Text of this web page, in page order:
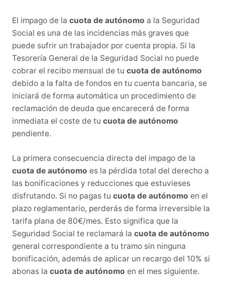
El impago de la cuota de autónomo a la Seguridad
Social es una de las incidencias más graves que
puede sufrir un trabajador por cuenta propia. Si la
Tesorería General de la Seguridad Social no puede
cobrar el recibo mensual de tu cuota de autónomo
debido a la falta de fondos en tu cuenta bancaria, se
iniciará de forma automática un procedimiento de
reclamación de deuda que encarecerá de forma
inmediata el coste de tu cuota de autónomo
pendiente.
La primera consecuencia directa del impago de la
cuota de autónomo es la pérdida total del derecho a
las bonificaciones y reducciones que estuvieses
disfrutando. Si no pagas tu cuota de autónomo en el
plazo reglamentario, perderás de forma irreversible la
tarifa plana de 80€/mes. Esto significa que la
Seguridad Social te reclamará la cuota de autónomo
general correspondiente a tu tramo sin ninguna
bonificación, además de aplicar un recargo del 10% si
abonas la cuota de autónomo en el mes siguiente.